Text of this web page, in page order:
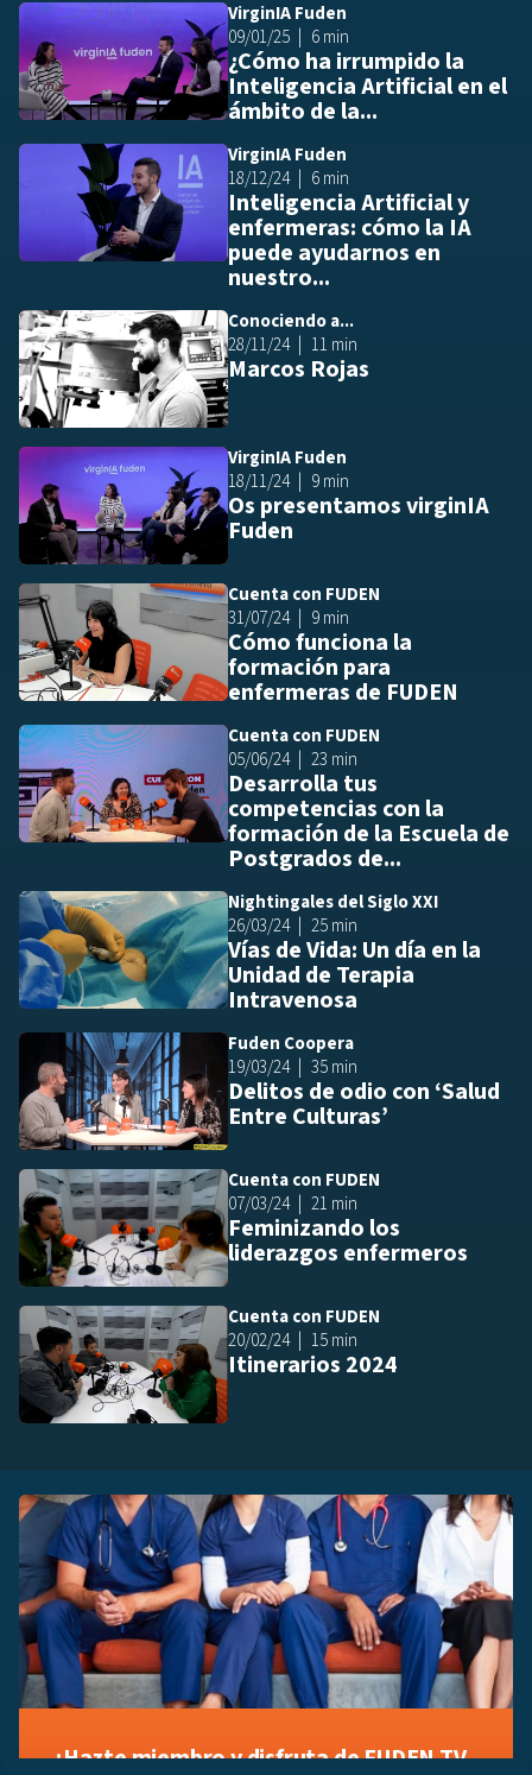
VirginIA Fuden
09/01/25
6 min
¿Cómo ha irrumpido la
Inteligencia Artificial en el
ámbito de la...
VirginIA Fuden
18/12/24
6 min
Inteligencia Artificial y
enfermeras: cómo la IA
puede ayudarnos en
nuestro...
Conociendo a...
28/11/24
11 min
Marcos Rojas
VirginIA Fuden
18/11/24
9 min
Os presentamos virginIA
Fuden
Cuenta con FUDEN
31/07/24
9 min
Cómo funciona la
formación para
enfermeras de FUDEN
Cuenta con FUDEN
05/06/24
23 min
Desarrolla tus
competencias con la
formación de la Escuela de
Postgrados de...
Nightingales del Siglo XXI
26/03/24
25 min
Vías de Vida: Un día en la
Unidad de Terapia
Intravenosa
Fuden Coopera
19/03/24
35 min
Delitos de odio con ‘Salud
Entre Culturas’
Cuenta con FUDEN
07/03/24
21 min
Feminizando los
liderazgos enfermeros
Cuenta con FUDEN
20/02/24
15 min
Itinerarios 2024
¡Hazte miembro y disfruta de FUDEN TV